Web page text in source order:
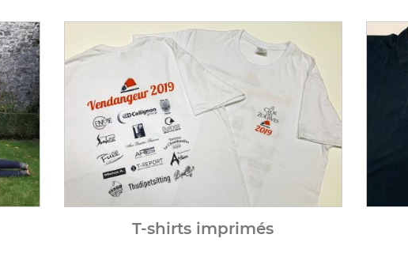
T-shirts imprimés